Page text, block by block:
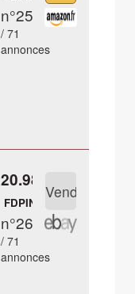
n°25
/ 71
annonces
20.98 €
FDPIN
n°26
/ 71
annonces